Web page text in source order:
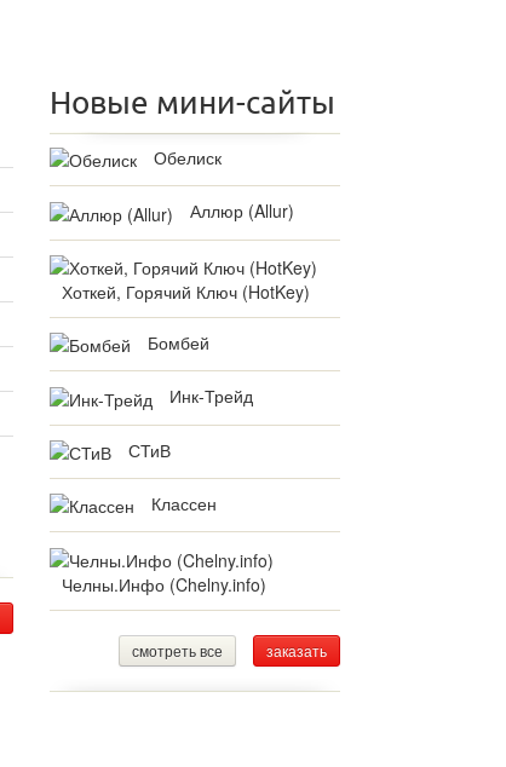
Новые мини-сайты
Обелиск
Аллюр (Allur)
Хоткей, Горячий Ключ (HotKey)
Бомбей
Инк-Трейд
СТиВ
Классен
Челны.Инфо (Chelny.info)
смотреть все заказать